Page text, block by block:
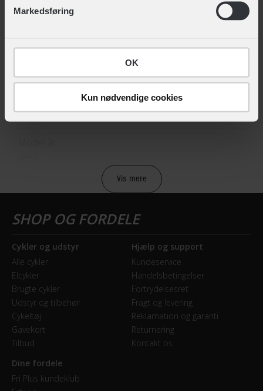
Markedsføring
OK
Kun nødvendige cookies
EAN
5712704012351, 5712704012368, 5712704012375
Hovedprodukt ID
Sikkerheds- og producentinfo
Vis detaljer
BREMSER
Bagbremse
Mekanisk fælgbremse
Forbremse
Mekanisk fælgbremse
GEAR
Bagskifter
Shimano Claris
Vis mere
Cykler og udstyr
Alle cykler
Elcykler
Brugte cykler
Udstyr og tilbehør
Cykeltøj
Gavekort
Tilbud
Hjælp og support
Kundeservice
Handelsbetingelser
Fortrydelsesret
Fragt og levering
Reklamation og garanti
Returnering
Kontakt os
Dine fordele
Fri Plus kundeklub